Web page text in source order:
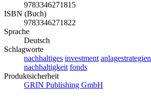
9783346271815
ISBN (Buch)
9783346271822
Sprache
Deutsch
Schlagworte
nachhaltiges investment anlagestrategien
nachhaltigkeit fonds
Produktsicherheit
GRIN Publishing GmbH